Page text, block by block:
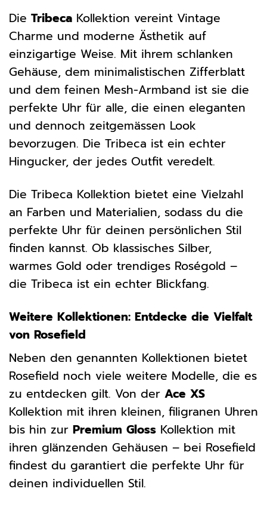
Die Tribeca Kollektion vereint Vintage
Charme und moderne Ästhetik auf
einzigartige Weise. Mit ihrem schlanken
Gehäuse, dem minimalistischen Zifferblatt
und dem feinen Mesh-Armband ist sie die
perfekte Uhr für alle, die einen eleganten
und dennoch zeitgemässen Look
bevorzugen. Die Tribeca ist ein echter
Hingucker, der jedes Outfit veredelt.
Die Tribeca Kollektion bietet eine Vielzahl
an Farben und Materialien, sodass du die
perfekte Uhr für deinen persönlichen Stil
finden kannst. Ob klassisches Silber,
warmes Gold oder trendiges Roségold –
die Tribeca ist ein echter Blickfang.
Weitere Kollektionen: Entdecke die Vielfalt
von Rosefield
Neben den genannten Kollektionen bietet
Rosefield noch viele weitere Modelle, die es
zu entdecken gilt. Von der Ace XS
Kollektion mit ihren kleinen, filigranen Uhren
bis hin zur Premium Gloss Kollektion mit
ihren glänzenden Gehäusen – bei Rosefield
findest du garantiert die perfekte Uhr für
deinen individuellen Stil.